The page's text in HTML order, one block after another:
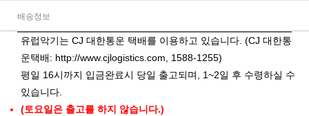
배송정보
유럽악기는 CJ 대한통운 택배를 이용하고 있습니다. (CJ 대한통
운택배: http://www.cjlogistics.com , 1588-1255)
평일 16시까지 입금완료시 당일 출고되며, 1~2일 후 수령하실 수
있습니다.
(토요일은 출고를 하지 않습니다.)